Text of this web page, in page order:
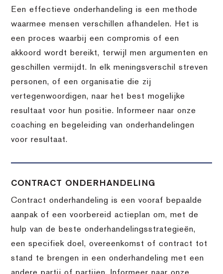
Een effectieve onderhandeling is een methode
waarmee mensen verschillen afhandelen. Het is
een proces waarbij een compromis of een
akkoord wordt bereikt, terwijl men argumenten en
geschillen vermijdt. In elk meningsverschil streven
personen, of een organisatie die zij
vertegenwoordigen, naar het best mogelijke
resultaat voor hun positie. Informeer naar onze
coaching en begeleiding van onderhandelingen
voor resultaat.
CONTRACT ONDERHANDELING
Contract onderhandeling is een vooraf bepaalde
aanpak of een voorbereid actieplan om, met de
hulp van de beste onderhandelingsstrategieën,
een specifiek doel, overeenkomst of contract tot
stand te brengen in een onderhandeling met een